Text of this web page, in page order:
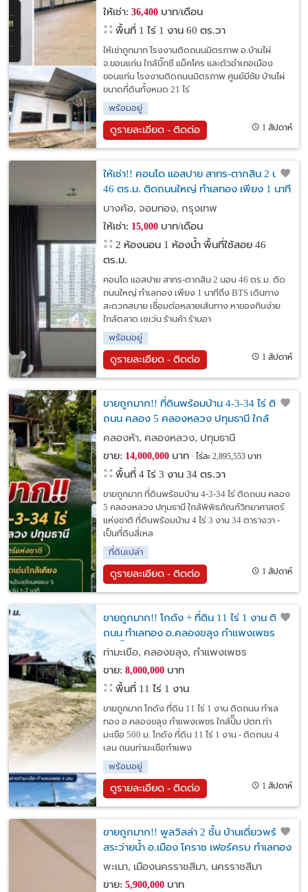
ให้เช่า: 36,400บาท/เดือน
พื้นที่ 1 ไร่ 1 งาน 60 ตร.วา
ให้เช่าถูกมาก โรงงานติดถนนมิตรภาพ อ.บ้านไผ่
จ.ขอนแก่น ใกล้บิ๊กซี แม็คโคร และตัวอำเภอเมือง
ขอนแก่น โรงงานติดถนนมิตรภาพ ศูนย์มีชัย บ้านไผ่
ขนาดที่ดินทั้งหมด 21 ไร่
พร้อมอยู่
ดูรายละเอียด - ติดต่อ 1 สัปดาห์
ให้เช่า!! คอนโด แอสปาย สาทร-ตากสิน 2 นอน
46 ตร.ม. ติดถนนใหญ่ ทำเลทอง เพียง 1 นาที
ถึง BTS
บางค้อ, จอมทอง, กรุงเทพ
ให้เช่า: 15,000บาท/เดือน
2 ห้องนอน 1 ห้องน้ำ พื้นที่ใช้สอย 46
ตร.ม.
คอนโด แอสปาย สาทร-ตากสิน 2 นอน 46 ตร.ม. ติด
ถนนใหญ่ ทำเลทอง เพียง 1 นาทีถึง BTS เดินทาง
สะดวกสบาย เชื่อมต่อหลายเส้นทาง หาของกินง่าย
ใกล้ตลาด เซเว่น ร้านค้า ร้านอา
พร้อมอยู่
ดูรายละเอียด - ติดต่อ 1 สัปดาห์
ขายถูกมาก!! ที่ดินพร้อมบ้าน 4-3-34 ไร่ ติด
ถนน คลอง 5 คลองหลวง ปทุมธานี ใกล้
พิพิธภัณฑ์วิทยาศาสตร์แห่งชาติ
คลองห้า, คลองหลวง, ปทุมธานี
ขาย: 14,000,000บาท ไร่ละ 2,895,553 บาท
พื้นที่ 4 ไร่ 3 งาน 34 ตร.วา
ขายถูกมาก ที่ดินพร้อมบ้าน 4-3-34 ไร่ ติดถนน คลอง
5 คลองหลวง ปทุมธานี ใกล้พิพิธภัณฑ์วิทยาศาสตร์
แห่งชาติ ที่ดินพร้อมบ้าน 4 ไร่ 3 งาน 34 ตารางวา -
เป็นที่ดินสี่เหล
ที่ดินเปล่า
ดูรายละเอียด - ติดต่อ 1 สัปดาห์
ขายถูกมาก!! โกดัง + ที่ดิน 11 ไร่ 1 งาน ติด
ถนน ทำเลทอง อ.คลองขลุง กำแพงเพชร
ใกล้ปั๊ม ปตท.ท่ามะเขือ 500 ม.
ท่ามะเขือ, คลองขลุง, กำแพงเพชร
ขาย: 8,000,000บาท
พื้นที่ 11 ไร่ 1 งาน
ขายถูกมาก โกดัง ที่ดิน 11 ไร่ 1 งาน ติดถนน ทำเล
ทอง อ.คลองขลุง กำแพงเพชร ใกล้ปั๊ม ปตท.ท่า
มะเขือ 500 ม. โกดัง ที่ดิน 11 ไร่ 1 งาน - ติดถนน 4
เลน ถนนท่ามะเขือกำแพง
พร้อมอยู่
ดูรายละเอียด - ติดต่อ 1 สัปดาห์
ขายถูกมาก!! พูลวิลล่า 2 ชั้น บ้านเดี่ยวพร้อม
สระว่ายน้ำ อ.เมือง โคราช เฟอร์ครบ ทำเลทอง
ใกล้โลตัส โฮมโปรฯ
พะเนา, เมืองนครราชสีมา, นครราชสีมา
ขาย: 5,900,000บาท